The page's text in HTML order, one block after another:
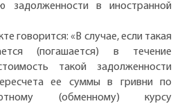
задолженности в иностранной
говорится: «В случае, если такая
(погашается) в течение
такой задолженности
ее суммы в гривни по
(обменному) курсу